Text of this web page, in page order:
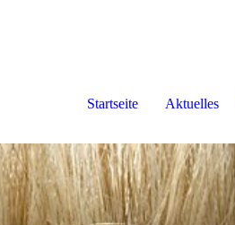
Startseite Aktuelles